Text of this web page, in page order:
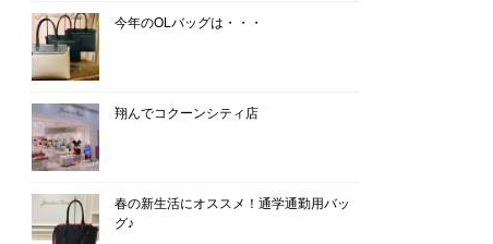
今年のOLバッグは・・・
翔んでコクーンシティ店
春の新生活にオススメ！通学通勤用バッ
グ♪